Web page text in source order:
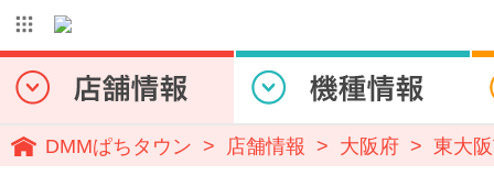
DMMぱちタウン 店舗情報 大阪府 東大